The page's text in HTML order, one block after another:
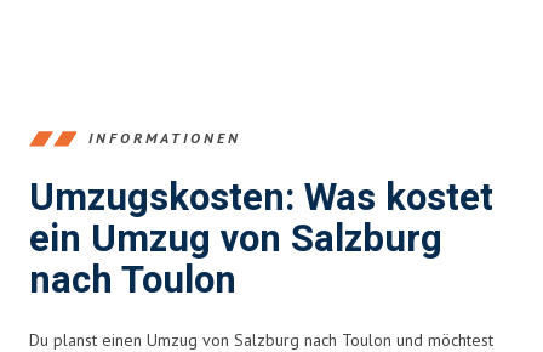
INFORMATIONEN
Umzugskosten: Was kostet
ein Umzug von Salzburg
nach Toulon
Du planst einen Umzug von Salzburg nach Toulon und möchtest